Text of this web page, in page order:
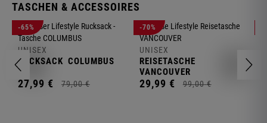
TASCHEN & ACCESSOIRES
-65%
UNISEX
RUCKSACK COLUMBUS
27,99 € 79,00 €
-70%
UNISEX
REISETASCHE
VANCOUVER
29,99 € 99,00 €